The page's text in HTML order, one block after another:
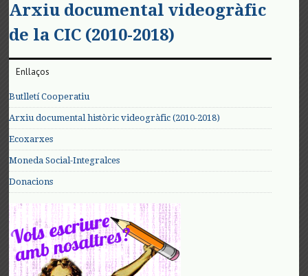
Arxiu documental videogràfic
de la CIC (2010-2018)
Enllaços
Butlletí Cooperatiu
Arxiu documental històric videogràfic (2010-2018)
Ecoxarxes
Moneda Social-Integralces
Donacions